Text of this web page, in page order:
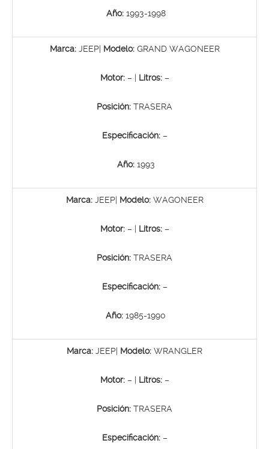
Año:1993-1998
Marca:JEEP| Modelo: GRAND WAGONEER
Motor:– | Litros:–
Posición: TRASERA
Especificación: –
Año:1993
Marca:JEEP| Modelo: WAGONEER
Motor:– | Litros:–
Posición: TRASERA
Especificación: –
Año: 1985-1990
Marca: JEEP| Modelo: WRANGLER
Motor:– | Litros:–
Posición: TRASERA
Especificación: –